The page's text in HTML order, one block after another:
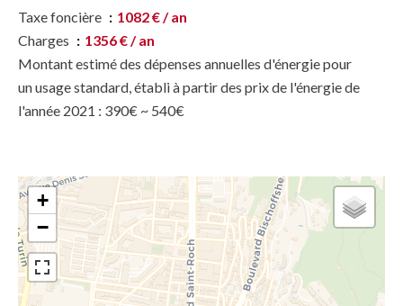
Taxe foncière
1082 € / an
Charges
1356 € / an
Montant estimé des dépenses annuelles d'énergie pour
un usage standard, établi à partir des prix de l'énergie de
l'année 2021 : 390€ ~ 540€
+
−